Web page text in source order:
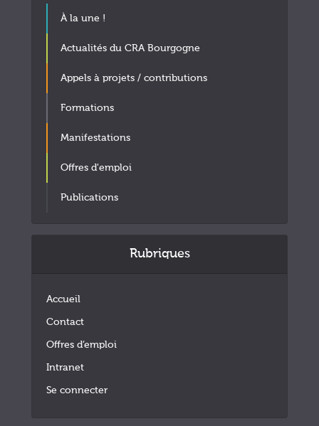
À la une !
Actualités du CRA Bourgogne
Appels à projets / contributions
Formations
Manifestations
Offres d'emploi
Publications
Rubriques
Accueil
Contact
Offres d’emploi
Intranet
Se connecter